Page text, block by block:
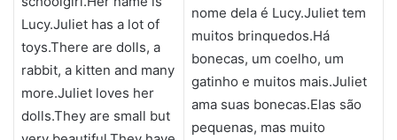
Lucy.Juliet has a lot of
toys.There are dolls, a
rabbit, a kitten and many
more.Juliet loves her
dolls.They are small but
nome dela é Lucy.Juliet tem
muitos brinquedos.Há
bonecas, um coelho, um
gatinho e muitos mais.Juliet
ama suas bonecas.Elas são
pequenas, mas muito